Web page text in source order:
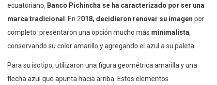
ecuatoriano, Banco Pichincha se ha caracterizado por ser una
marca tradicional
. En 2018, decidieron renovar su imagen por
completo: presentaron una opción mucho más minimalista,
conservando su color amarillo y agregando el azul a su paleta.
Para su isotipo, utilizaron una figura geométrica amarilla y una
flecha azul que apunta hacia arriba. Estos elementos